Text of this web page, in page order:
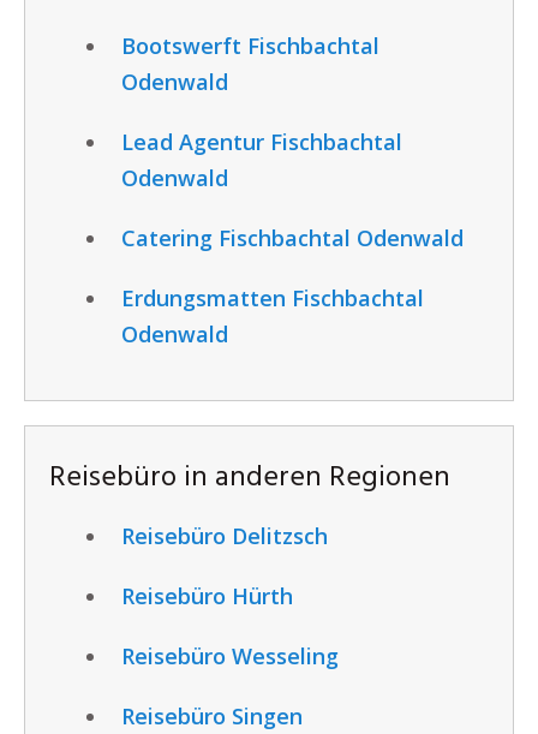
Bootswerft Fischbachtal
Odenwald
Lead Agentur Fischbachtal
Odenwald
Catering Fischbachtal Odenwald
Erdungsmatten Fischbachtal
Odenwald
Reisebüro in anderen Regionen
Reisebüro Delitzsch
Reisebüro Hürth
Reisebüro Wesseling
Reisebüro Singen